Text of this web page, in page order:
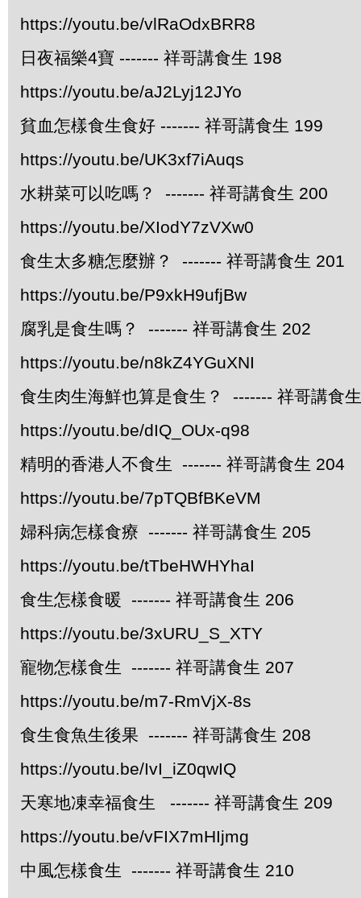
https://youtu.be/vlRaOdxBRR8
日夜福樂4寶 ------- 祥哥講食生 198
https://youtu.be/aJ2Lyj12JYo
貧血怎樣食生食好 ------- 祥哥講食生 199
https://youtu.be/UK3xf7iAuqs
水耕菜可以吃嗎？ ------- 祥哥講食生 200
https://youtu.be/XIodY7zVXw0
食生太多糖怎麼辦？ ------- 祥哥講食生 201
https://youtu.be/P9xkH9ufjBw
腐乳是食生嗎？ ------- 祥哥講食生 202
https://youtu.be/n8kZ4YGuXNI
食生肉生海鮮也算是食生？ ------- 祥哥講食
https://youtu.be/dIQ_OUx-q98
精明的香港人不食生 ------- 祥哥講食生 204
https://youtu.be/7pTQBfBKeVM
婦科病怎樣食療 ------- 祥哥講食生 205
https://youtu.be/tTbeHWHYhaI
食生怎樣食暖 ------- 祥哥講食生 206
https://youtu.be/3xURU_S_XTY
寵物怎樣食生 ------- 祥哥講食生 207
https://youtu.be/m7-RmVjX-8s
食生食魚生後果 ------- 祥哥講食生 208
https://youtu.be/IvI_iZ0qwIQ
天寒地凍幸福食生 ------- 祥哥講食生 209
https://youtu.be/vFIX7mHIjmg
中風怎樣食生 ------- 祥哥講食生 210